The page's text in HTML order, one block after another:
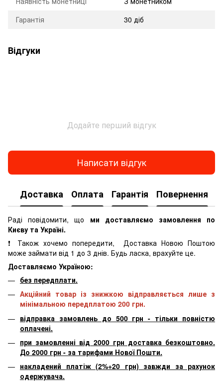
Гарантія
30 діб
Відгуки
Додайте перший відгук
Написати відгук
Доставка Оплата Гарантія Повернення
Раді повідомити, що ми доставляємо замовлення по
Києву та Україні.
❗ Також хочемо попередити, Доставка Новою Поштою
може займати від 1 до 3 днів. Будь ласка, врахуйте це.
Доставляємо Україною:
без передплати.
Акційний товар із знижкою відправляється лише з
мінімальною передплатою 200 грн.
відправка замовлень до 500 грн - тільки повністю
оплачені.
при замовленні від 2000 грн доставка безкоштовно.
До 2000 грн - за тарифами Нової Пошти.
накладений платіж (2%+20 грн) завжди за рахунок
одержувача.